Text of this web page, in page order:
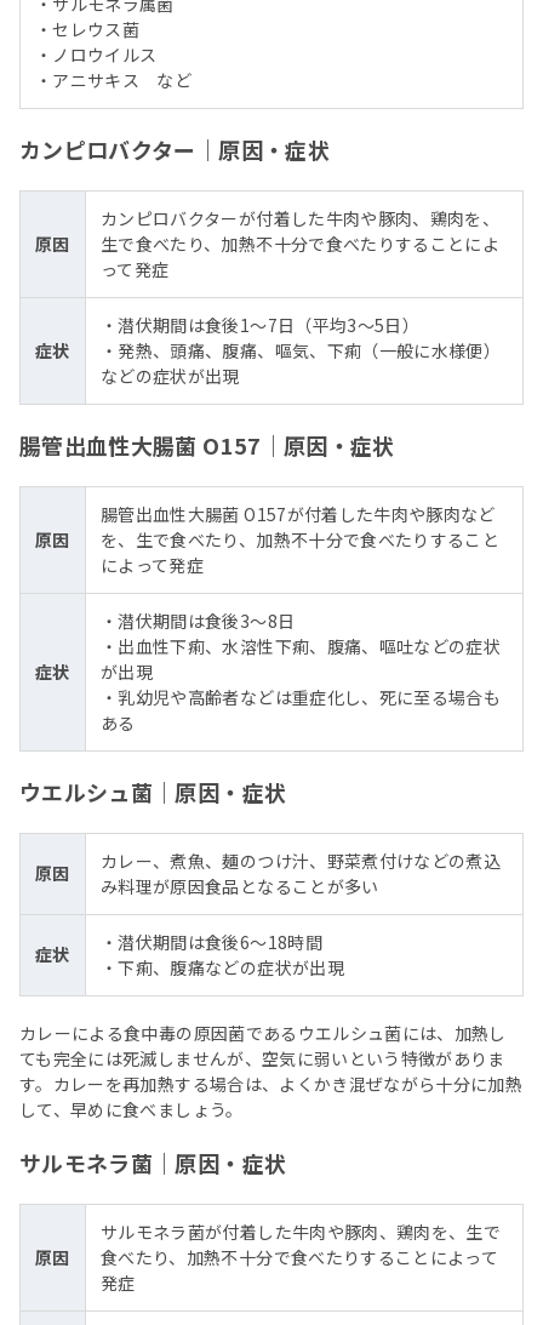
・セレウス菌
・ノロウイルス
・アニサキス など
カンピロバクター｜原因・症状
原因
カンピロバクターが付着した牛肉や豚肉、鶏肉を、
生で食べたり、加熱不十分で食べたりすることによ
って発症
症状
・潜伏期間は食後1～7日（平均3～5日）
・発熱、頭痛、腹痛、嘔気、下痢（一般に水様便）
などの症状が出現
腸管出血性大腸菌 O157｜原因・症状
原因
腸管出血性大腸菌 O157が付着した牛肉や豚肉など
を、生で食べたり、加熱不十分で食べたりすること
によって発症
症状
・潜伏期間は食後3～8日
・出血性下痢、水溶性下痢、腹痛、嘔吐などの症状
が出現
・乳幼児や高齢者などは重症化し、死に至る場合も
ある
ウエルシュ菌｜原因・症状
原因
カレー、煮魚、麺のつけ汁、野菜煮付けなどの煮込
み料理が原因食品となることが多い
症状
・潜伏期間は食後6〜18時間
・下痢、腹痛などの症状が出現
カレーによる食中毒の原因菌であるウエルシュ菌には、加熱し
ても完全には死滅しませんが、空気に弱いという特徴がありま
す。カレーを再加熱する場合は、よくかき混ぜながら十分に加熱
して、早めに食べましょう。
サルモネラ菌｜原因・症状
原因
サルモネラ菌が付着した牛肉や豚肉、鶏肉を、生で
食べたり、加熱不十分で食べたりすることによって
発症